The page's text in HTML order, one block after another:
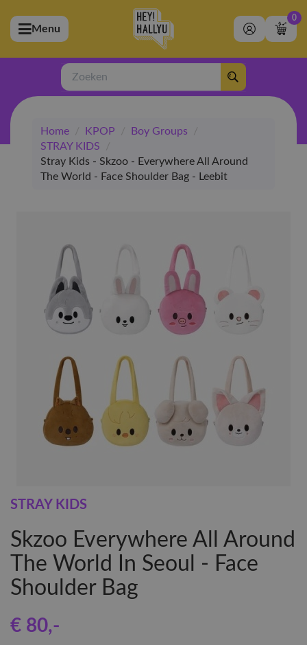
(Artiesten)
(Merchandise)
(Exclusive)
(Winkel)
Menu
0
Zoeken
Home / KPOP / Boy Groups
/
STRAY KIDS
/
Stray Kids - Skzoo - Everywhere All Around
The World - Face Shoulder Bag - Leebit
STRAY KIDS
Skzoo Everywhere All Around
The World In Seoul - Face
Shoulder Bag
€ 80,-